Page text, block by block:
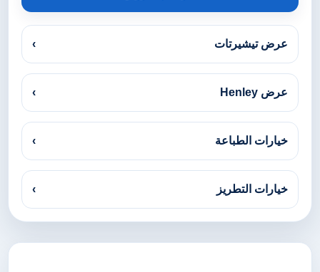
عرض تيشيرتات ›
عرض Henley ›
خيارات الطباعة ›
خيارات التطريز ›